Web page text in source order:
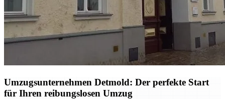
Umzugsunternehmen Detmold: Der perfekte Start
für Ihren reibungslosen Umzug